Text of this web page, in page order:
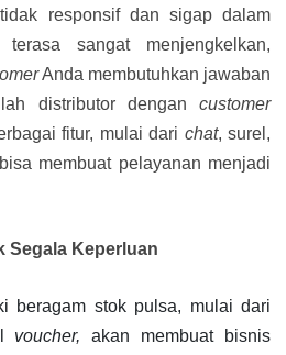
responsif dan sigap dalam
terasa sangat menjengkelkan,
Anda membutuhkan jawaban
distributor dengan customer
fitur, mulai dari chat, surel,
membuat pelayanan menjadi
Segala Keperluan
beragam stok pulsa, mulai dari
voucher, akan membuat bisnis